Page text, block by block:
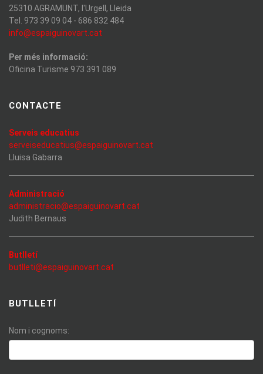
25310 AGRAMUNT, l'Urgell, Lleida
Tel. 973 39 09 04 - 686 832 484
info@espaiguinovart.cat
Per més informació:
Oficina Turisme 973 391 089
CONTACTE
Serveis educatius
serveiseducatius@espaiguinovart.cat
Lluisa Gabarra
Administració
administracio@espaiguinovart.cat
Judith Bernaus
Butlletí
butlleti@espaiguinovart.cat
BUTLLETÍ
Nom i cognoms: